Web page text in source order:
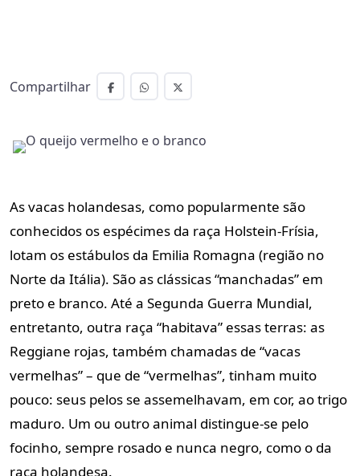
Compartilhar
As vacas holandesas, como popularmente são
conhecidos os espécimes da raça Holstein-Frísia,
lotam os estábulos da Emilia Romagna (região no
Norte da Itália). São as clássicas “manchadas” em
preto e branco. Até a Segunda Guerra Mundial,
entretanto, outra raça “habitava” essas terras: as
Reggiane rojas, também chamadas de “vacas
vermelhas” – que de “vermelhas”, tinham muito
pouco: seus pelos se assemelhavam, em cor, ao trigo
maduro. Um ou outro animal distingue-se pelo
focinho, sempre rosado e nunca negro, como o da
raça holandesa.